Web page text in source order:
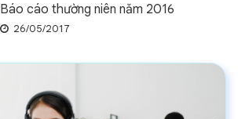
Báo cáo thường niên năm 2016
26/05/2017